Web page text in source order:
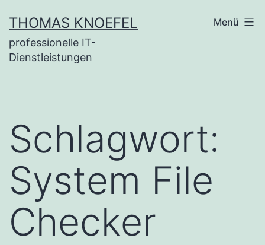
Inhalt
springen
THOMAS KNOEFEL
professionelle IT-
Dienstleistungen
Menü
Schlagwort:
System File
Checker